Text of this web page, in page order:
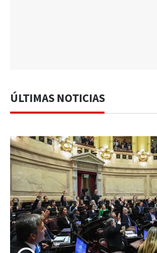
ÚLTIMAS NOTICIAS